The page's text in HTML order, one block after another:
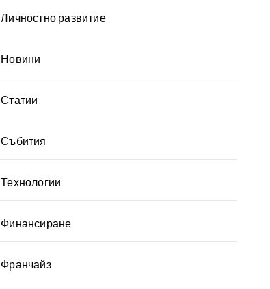
Личностно развитие
Новини
Статии
Събития
Технологии
Финансиране
Франчайз